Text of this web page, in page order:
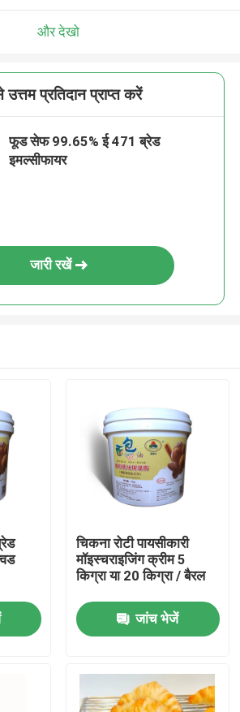
और देखो
प्रतिदान प्राप्त करें
फूड सेफ 99.65% ई 471 ब्रेड
इमल्सीफायर
जारी रखें
चिकना रोटी पायसीकारी
मॉइस्चराइजिंग क्रीम 5
किग्रा या 20 किग्रा / बैरल
जांच भेजें